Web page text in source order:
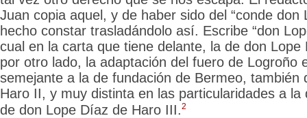
Juan copia aquel, y de haber sido del “conde don
hecho constar trasladándolo así. Escribe “don
cual en la carta que tiene delante, la de don Lope
por otro lado, la adaptación del fuero de Logroño
semejante a la de fundación de Bermeo, también
Haro II, y muy distinta en las particularidades a la
de don Lope Díaz de Haro III.2